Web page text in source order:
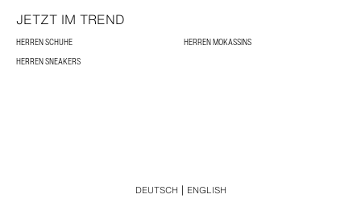
JETZT IM TREND
HERREN SCHUHE
HERREN MOKASSINS
HERREN SNEAKERS
DEUTSCH ENGLISH